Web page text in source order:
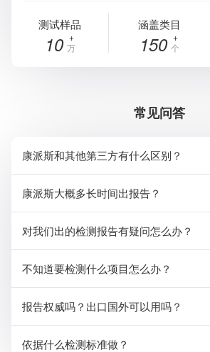
测试样品
10 万
涵盖类目
150 个
常见问答
康派斯和其他第三方有什么区别？
康派斯大概多长时间出报告？
对我们出的检测报告有疑问怎么办？
不知道要检测什么项目怎么办？
报告权威吗？出口国外可以用吗？
依据什么检测标准做？